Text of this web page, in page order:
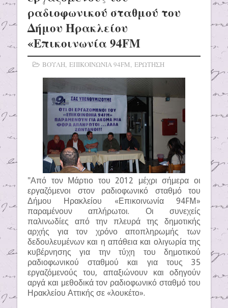
ραδιοφωνικού σταθμού του
Δήμου Ηρακλείου
«Επικοινωνία 94FM
ΒΟΥΛΗ, ΕΠΙΚΟΙΝΩΝΙΑ 94FM, ΕΡΩΤΗΣΗ
"Από τον Μάρτιο του 2012 μέχρι σήμερα οι
εργαζόμενοι στον ραδιοφωνικό σταθμό του
Δήμου Ηρακλείου «Επικοινωνία 94FM»
παραμένουν απλήρωτοι. Οι συνεχείς
παλινωδίες από την πλευρά της δημοτικής
αρχής για τον χρόνο αποπληρωμής των
δεδουλευμένων και η απάθεια και ολιγωρία της
κυβέρνησης για την τύχη του δημοτικού
ραδιοφωνικού σταθμού και για τους 35
εργαζόμενούς του, απαξιώνουν και οδηγούν
αργά και μεθοδικά τον ραδιοφωνικό σταθμό του
Ηρακλείου Αττικής σε «λουκέτο».